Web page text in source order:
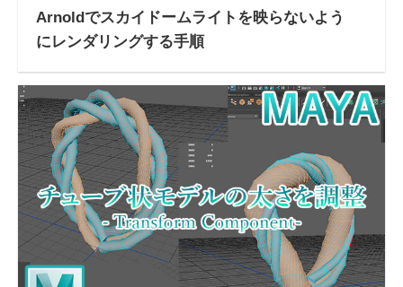
Arnoldでスカイドームライトを映らないよう
にレンダリングする手順